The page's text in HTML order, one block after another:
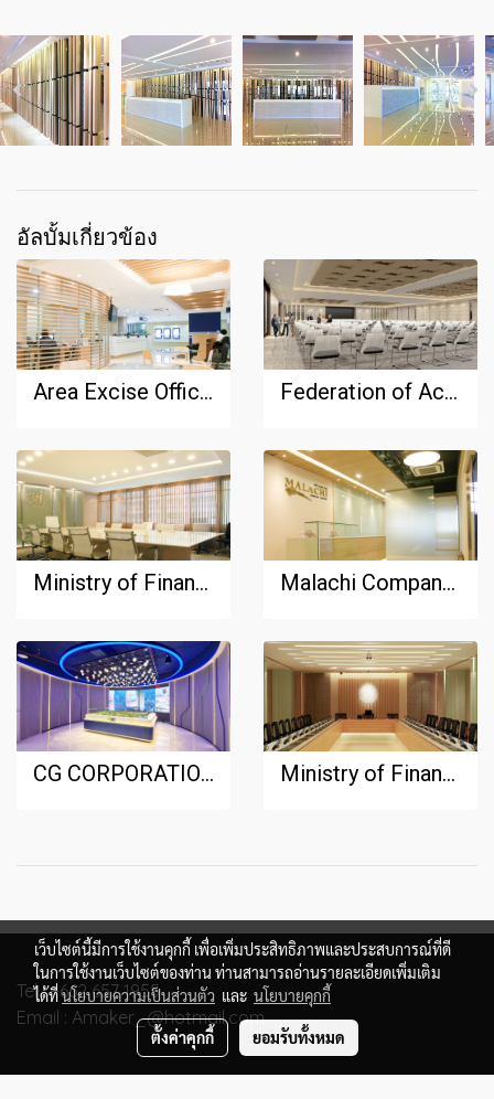
อัลบั้มเกี่ยวข้อง
Area Excise Office Bangkok 3 Federation of Accounting Professions, Seminar Center
Ministry of Finance, Permanent Secretary Meeting room Malachi Company Limited
CG CORPORATION CO.,LTD. Ministry of Finance, Wayupak Meeting room1
Tel : +662 657 1955
Email : Amaker_@hotmail.com
เว็บไซต์นี้มีการใช้งานคุกกี้ เพื่อเพิ่มประสิทธิภาพและประสบการณ์ที่ดี
ในการใช้งานเว็บไซต์ของท่าน ท่านสามารถอ่านรายละเอียดเพิ่มเติม
ได้ที่นโยบายความเป็นส่วนตัว และ นโยบายคุกกี้
ตั้งค่าคุกกี้ ยอมรับทั้งหมด